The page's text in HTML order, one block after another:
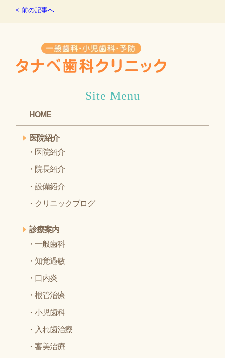
< 前の記事へ
Site Menu
HOME
医院紹介
医院紹介
院長紹介
設備紹介
クリニックブログ
診療案内
一般歯科
知覚過敏
口内炎
根管治療
小児歯科
入れ歯治療
審美治療